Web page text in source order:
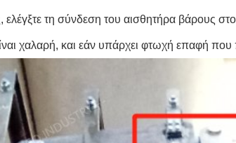
ελέγξτε τη σύνδεση του αισθητήρα βάρους
χαλαρή, και εάν υπάρχει φτωχή επαφή που